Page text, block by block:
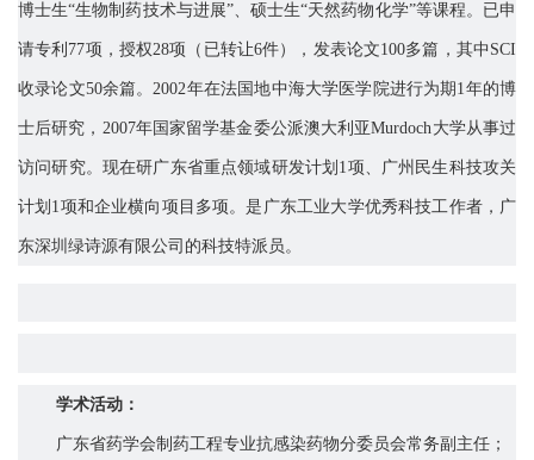
博士生“生物制药技术与进展”、硕士生“天然药物化学”等课程。已申
请专利 77项，授权28项 （已转让6件） ，发表论文100多篇，其中 SCI
收录论文50余篇。2002年在法国地中海大学医学院进行为期 1年的博
士后研究， 2007年国家留学基金委公派澳大利亚Murdoch大学从事过
访问研究。现在研广东省重点领域研发计划 1项、 广州民生科技攻关
计划 1项和企业横向项目 多项。是广东工业大学优秀科技工作者， 广
东深圳绿诗源有限公司 的科技特派员。
学术活动：
广东省药学会制药工程专业抗感染药物分委员会常务副主任 ；